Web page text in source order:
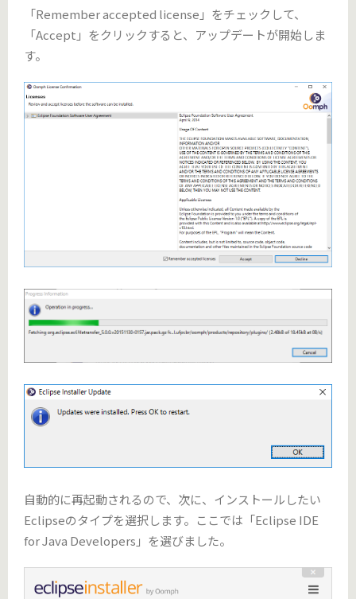
「Remember accepted license」をチェックして、
「Accept」をクリックすると、アップデートが開始しま
す。
自動的に再起動されるので、次に、インストールしたい
Eclipseのタイプを選択します。ここでは「Eclipse IDE
for Java Developers」を選びました。